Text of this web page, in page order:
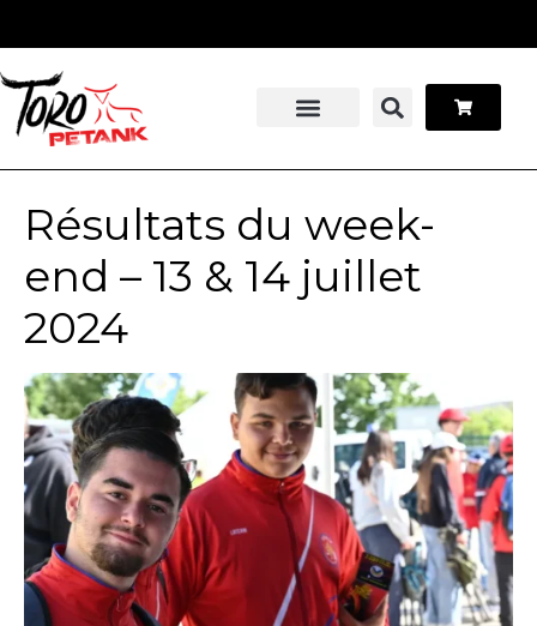
Résultats du week-
end – 13 & 14 juillet
2024